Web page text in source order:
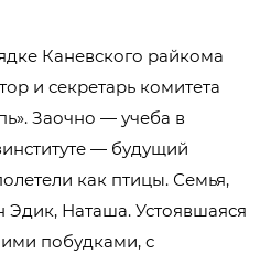
Каневского райкома
и секретарь комитета
Заочно — учеба в
— будущий
как птицы. Семья,
Наташа. Устоявшаяся
побудками, с